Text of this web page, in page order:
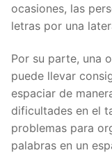
ocasiones, las
letras por una
Por su parte, una
puede llevar
espaciar de
dificultades en el
problemas para
palabras en un